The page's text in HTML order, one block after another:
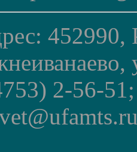
452990,
2-56-